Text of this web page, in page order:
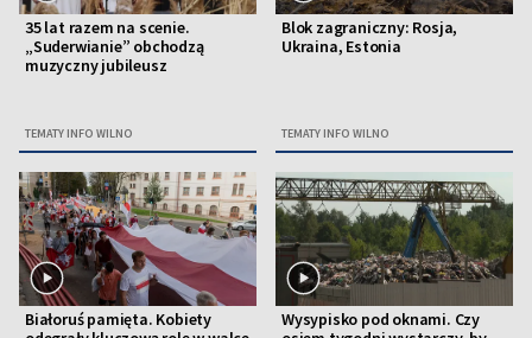
35 lat razem na scenie.
„Suderwianie” obchodzą
muzyczny jubileusz
TEMATY INFO WILNO
Blok zagraniczny: Rosja,
Ukraina, Estonia
TEMATY INFO WILNO
Białoruś pamięta. Kobiety
Wysypisko pod oknami. Czy